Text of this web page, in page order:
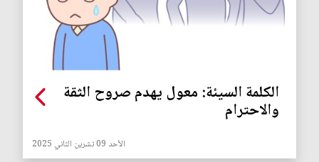
الكلمة السيئة: معول يهدم صروح الثقة
والاحترام
الأحد 09 تشرين الثاني 2025